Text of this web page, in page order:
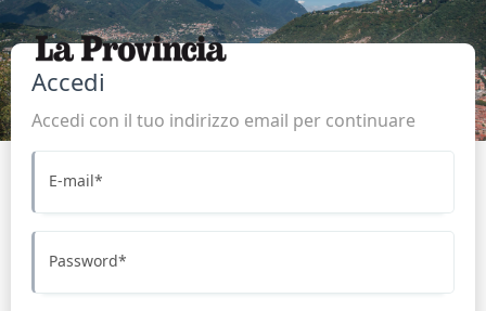
Accedi
Accedi con il tuo indirizzo email per continuare
E-mail*
Password*